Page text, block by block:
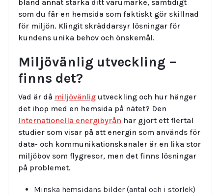
bland annat stärka ditt varumärke, samtidigt
som du får en hemsida som faktiskt gör skillnad
för miljön. Klingit skräddarsyr lösningar för
kundens unika behov och önskemål.
Miljövänlig utveckling –
finns det?
Vad är då miljövänlig utveckling och hur hänger
det ihop med en hemsida på nätet? Den
Internationella energibyrån har gjort ett flertal
studier som visar på att energin som används för
data- och kommunikationskanaler är en lika stor
miljöbov som flygresor, men det finns lösningar
på problemet.
Minska hemsidans bilder (antal och i storlek)